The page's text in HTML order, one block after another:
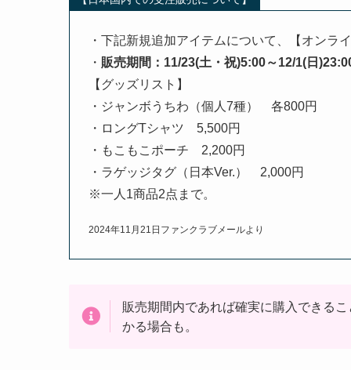
・下記新規追加アイテムについて、【オンラ
・ 販売期間：11/23(土・祝)5:00～12/1(日
【グッズリスト】
・ジャンボうちわ（個人7種） 各800円
・ロングTシャツ 5,500円
・もこもこポーチ 2,200円
・ラゲッジタグ（日本Ver.） 2,000円
※一人1商品2点まで。
2024年11月21日ファンクラブメールより
販売期間内であれば確実に購入できる
かる場合も。